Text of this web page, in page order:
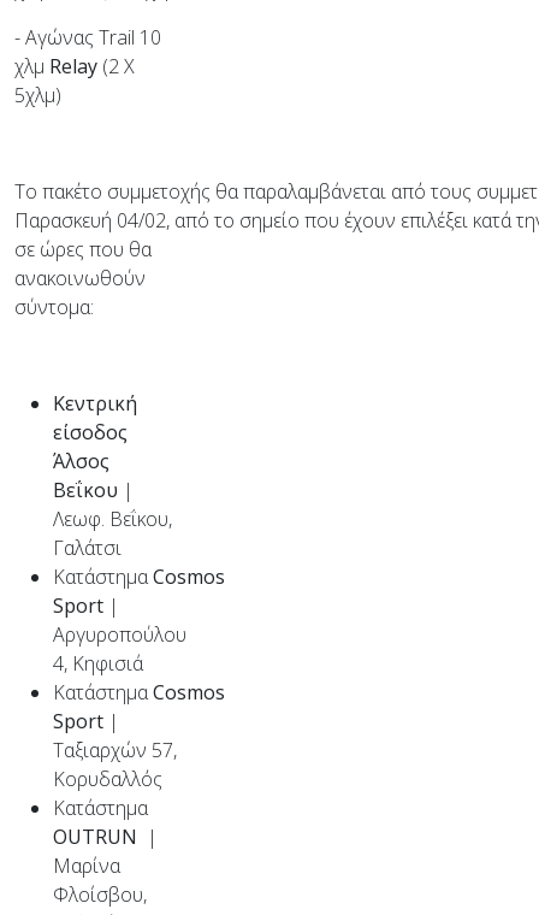
- Αγώνας Trail 10
χλμ Relay (2 X
5χλμ)
Το πακέτο συμμετοχής θα παραλαμβάνεται από τους
Παρασκευή 04/02, από το σημείο που έχουν επιλέξει κατά
σε ώρες που θα
ανακοινωθούν
σύντομα:
Κεντρική
είσοδος
Άλσος
Βεΐκου |
Λεωφ. Βεΐκου,
Γαλάτσι
ΚατάστημαCosmos
Sport |
Αργυροπούλου
4, Κηφισιά
ΚατάστημαCosmos
Sport |
Ταξιαρχών 57,
Κορυδαλλός
Κατάστημα
OUTRUN |
Μαρίνα
Φλοίσβου,